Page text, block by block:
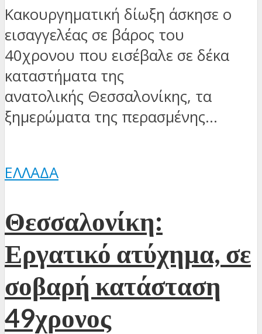
Κακουργηματική δίωξη άσκησε ο
εισαγγελέας σε βάρος του
40χρονου που εισέβαλε σε δέκα
καταστήματα της
ανατολικής Θεσσαλονίκης, τα
ξημερώματα της περασμένης...
ΕΛΛΆΔΑ
Θεσσαλονίκη:
Εργατικό ατύχημα, σε
σοβαρή κατάσταση
49χρονος